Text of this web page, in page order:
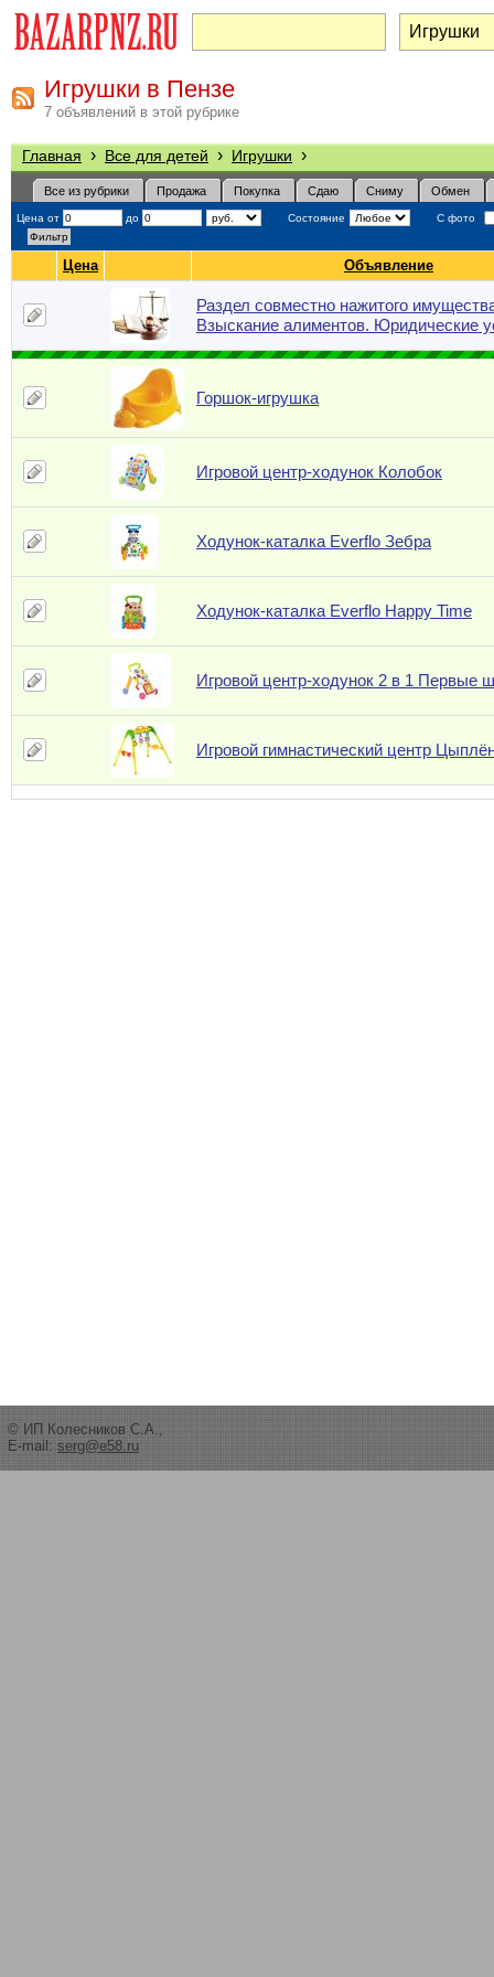
Игрушки в Пензе
7 объявлений в этой рубрике
Главная › Все для детей › Игрушки ›
Все из рубрики Продажа Покупка Сдаю Сниму Обмен
Цена от до Состояние С фото
Цена Объявление
Раздел совместно нажитого
Взыскание алиментов. Юридические
Горшок-игрушка
Игровой центр-ходунок Колобок
Ходунок-каталка Everflo Зебра
Ходунок-каталка Everflo Happy Time
Игровой центр-ходунок 2 в 1 Первые
Игровой гимнастический центр
© ИП Колесников С.А.,
E-mail: serg@e58.ru